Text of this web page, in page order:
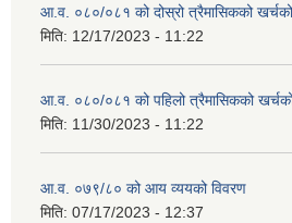
आ.व. ०८०/०८१ को दोस्रो त्रैमासिकको
मिति: 12/17/2023 - 11:22
आ.व. ०८०/०८१ को पहिलो त्रैमासिकको
मिति: 11/30/2023 - 11:22
आ.व. ०७९/८० को आय व्ययको विवरण
मिति: 07/17/2023 - 12:37